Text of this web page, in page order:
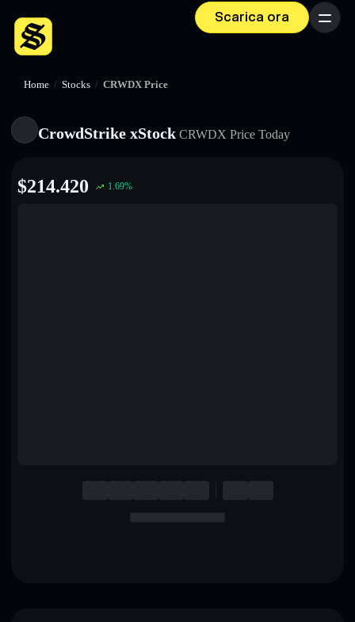
Scarica ora Menu
Home / Stocks / CRWDX Price
CrowdStrike xStock CRWDX Price Today
$214.420 1.69%